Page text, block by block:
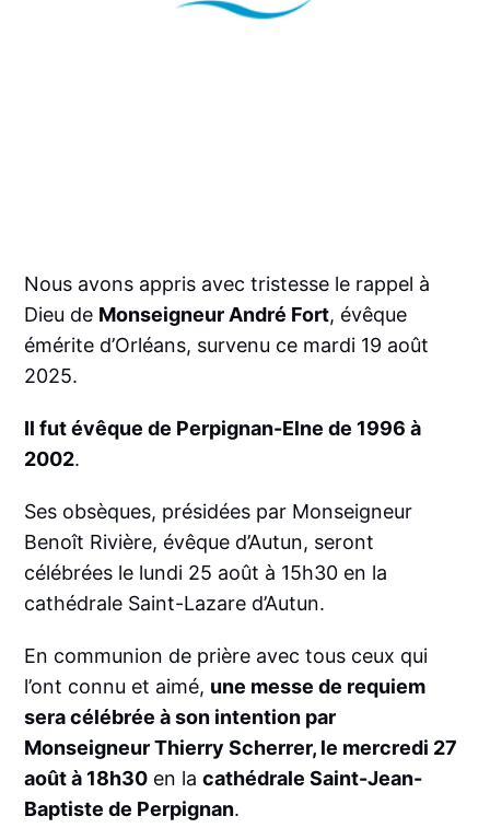
Nous avons appris avec tristesse le rappel à
Dieu de Monseigneur André Fort, évêque
émérite d’Orléans, survenu ce mardi 19 août
2025.
Il fut évêque de Perpignan-Elne de 1996 à
2002.
Ses obsèques, présidées par Monseigneur
Benoît Rivière, évêque d’Autun, seront
célébrées le lundi 25 août à 15h30 en la
cathédrale Saint-Lazare d’Autun.
En communion de prière avec tous ceux qui
l’ont connu et aimé, une messe de requiem
sera célébrée à son intention par
Monseigneur Thierry Scherrer, le mercredi 27
août à 18h30 en lacathédrale Saint-Jean-
Baptiste de Perpignan.